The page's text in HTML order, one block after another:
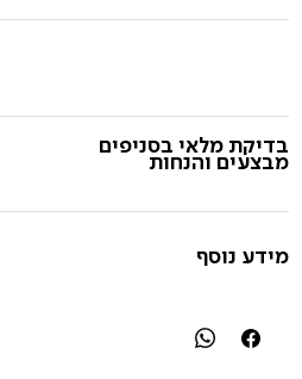
בדיקת מלאי בסניפים
מבצעים והנחות
מידע נוסף